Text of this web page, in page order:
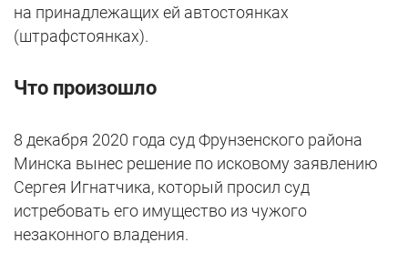
на принадлежащих ей автостоянках
(штрафстоянках).
Что произошло
8 декабря 2020 года суд Фрунзенского района
Минска вынес решение по исковому заявлению
Сергея Игнатчика, который просил суд
истребовать его имущество из чужого
незаконного владения.